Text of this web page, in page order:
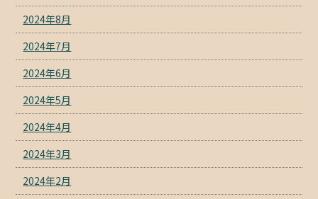
2024年8月
2024年7月
2024年6月
2024年5月
2024年4月
2024年3月
2024年2月